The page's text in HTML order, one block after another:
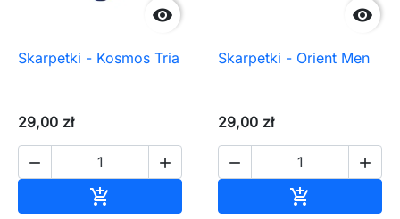

Skarpetki - Kosmos Tria
29,00 zł
 


Skarpetki - Orient Men
29,00 zł
 
